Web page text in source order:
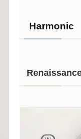
Harmonic